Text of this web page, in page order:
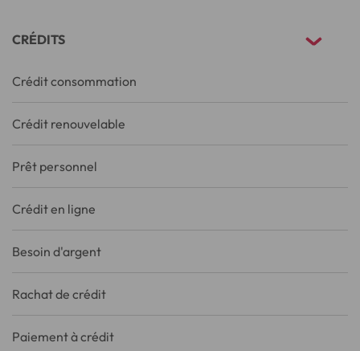
CRÉDITS
Crédit consommation
Crédit renouvelable
Prêt personnel
Crédit en ligne
Besoin d'argent
Rachat de crédit
Paiement à crédit